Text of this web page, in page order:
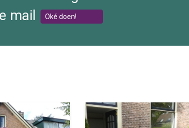
mail
Oké doen!